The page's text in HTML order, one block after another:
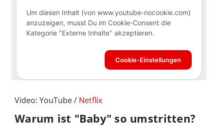
Video: YouTube / Netflix
Warum ist "Baby" so umstritten?